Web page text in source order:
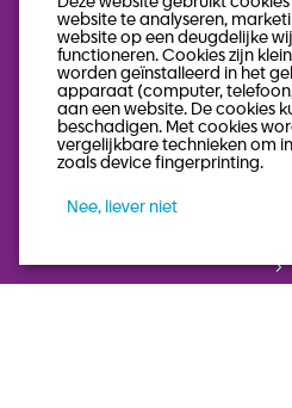
info@jobz-on.nl
website te analyseren,
website op een deugdelijke
functioneren. Cookies zijn
worden geïnstalleerd in het
apparaat (computer,
aan een website. De cookies
beschadigen. Met cookies
vergelijkbare technieken om
zoals device fingerprinting.
Nee, liever niet